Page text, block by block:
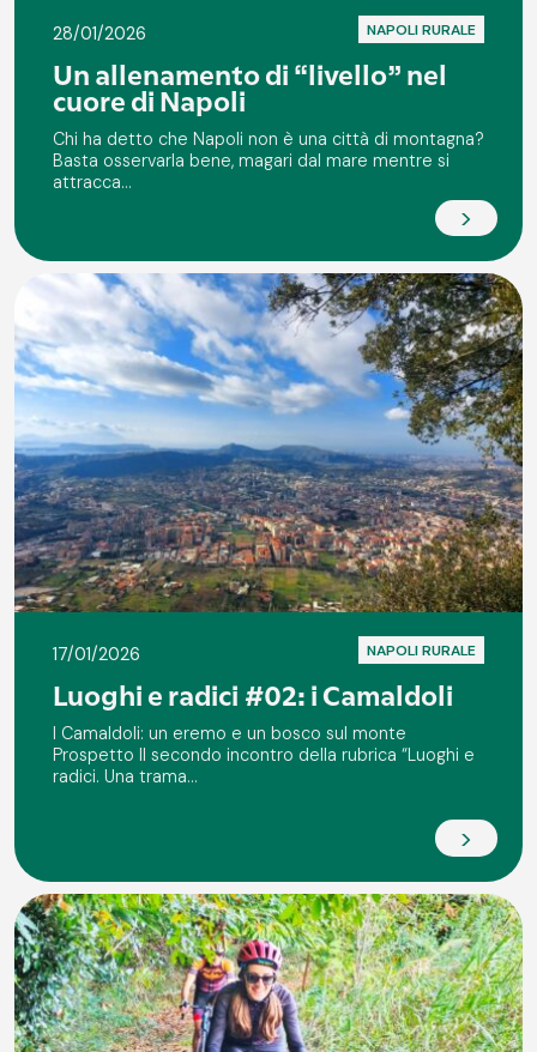
28/01/2026 NAPOLI RURALE
Un allenamento di “livello” nel
cuore di Napoli
Chi ha detto che Napoli non è una città di montagna?
Basta osservarla bene, magari dal mare mentre si
attracca...
>
17/01/2026 NAPOLI RURALE
Luoghi e radici #02: i Camaldoli
I Camaldoli: un eremo e un bosco sul monte
Prospetto Il secondo incontro della rubrica “Luoghi e
radici. Una trama...
>